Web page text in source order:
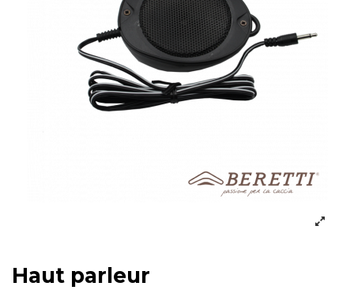
Haut parleur